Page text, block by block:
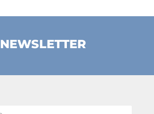
NEWSLETTER